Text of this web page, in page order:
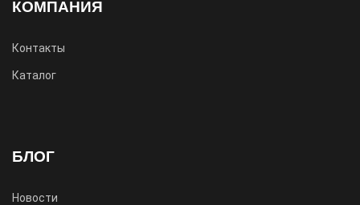
КОМПАНИЯ
Контакты
Каталог
БЛОГ
Новости